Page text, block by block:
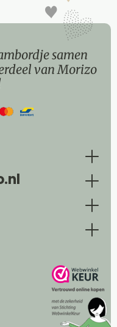
samen
van Morizo